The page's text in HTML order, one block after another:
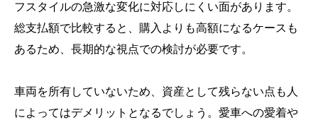
フスタイルの急激な変化に対応しにくい面があります。
総支払額で比較すると、購入よりも高額になるケースも
あるため、長期的な視点での検討が必要です。
車両を所有していないため、資産として残らない点も人
によってはデメリットとなるでしょう。愛車への愛着や